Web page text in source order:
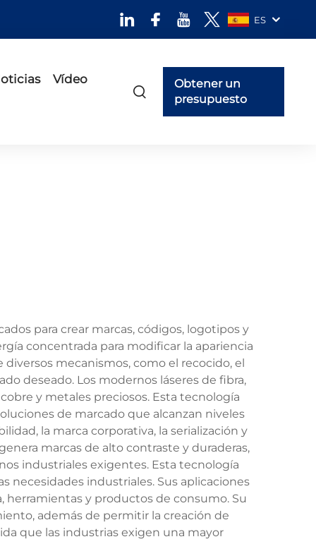
ES
Vídeo
Obtener un
presupuesto
para crear marcas, códigos, logotipos y
concentrada para modificar la apariencia
mecanismos, como el recocido, el
deseado. Los modernos láseres de fibra,
y metales preciosos. Esta tecnología
de marcado que alcanzan niveles
la marca corporativa, la serialización y
marcas de alto contraste y duraderas,
industriales exigentes. Esta tecnología
necesidades industriales. Sus aplicaciones
herramientas y productos de consumo. Su
además de permitir la creación de
que las industrias exigen una mayor